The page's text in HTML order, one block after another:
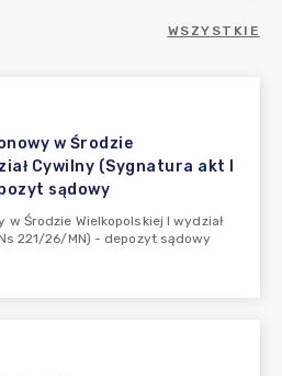
WSZYSTKIE
w Środzie
Cywilny (Sygnatura akt I
sądowy
w Środzie Wielkopolskiej I wydział
221/26/MN) - depozyt sądowy